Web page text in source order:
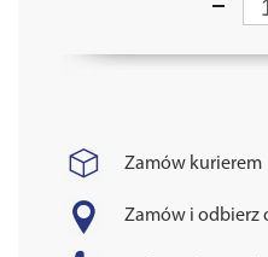
Zamów kurierem
Zamów i odbierz